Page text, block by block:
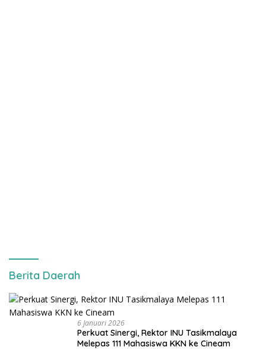
Berita Daerah
6 Januari 2026
Perkuat Sinergi, Rektor INU Tasikmalaya
Melepas 111 Mahasiswa KKN ke Cineam